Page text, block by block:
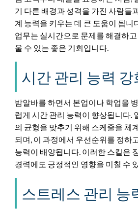
기 다른 배경과 성격을 가진 사람들
계 능력을 키우는 데 큰 도움이 됩니
업무는 실시간으로 문제를 해결하
울 수 있는 좋은 기회입니다.
시간 관리 능력 강
밤알바를 하면서 본업이나 학업을
럽게 시간 관리 능력이 향상됩니다.
의 균형을 맞추기 위해 스케줄을 체
되며, 이 과정에서 우선순위를 정하
능력이 배양됩니다. 이러한 스킬은
경력에도 긍정적인 영향을 미칠 수
스트레스 관리 능